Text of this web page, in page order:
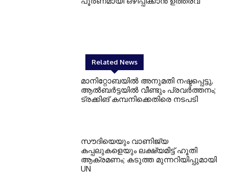
Related News
മാനിറ്റോബയിൽ അനുമതി നഷ്ടപ്പെട്ടു,
ആൽബർട്ടയിൽ വീണ്ടും പ്രവർത്തനം;
ട്രക്കിങ് കമ്പനിക്കെതിരെ നടപടി
സൗദിയെയും വാണിജ്യ
കപ്പലുകളെയും ലക്ഷ്യമിട്ട് ഹൂതി
ആക്രമണം; കടുത്ത മുന്നറിയിപ്പുമായി
UN